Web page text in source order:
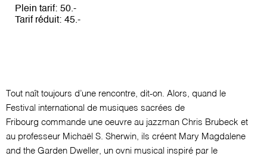
Plein tarif 50
Tarif réduit 45
Tout naît toujours d’une rencontre, dit-on. Alors, quand le
Festival international de musiques sacrées de
Fribourg commande une oeuvre au jazzman Chris Brubeck et
au professeur Michaël S. Sherwin, ils créent Mary Magdalene
and the Garden Dweller, un ovni musical inspiré par le